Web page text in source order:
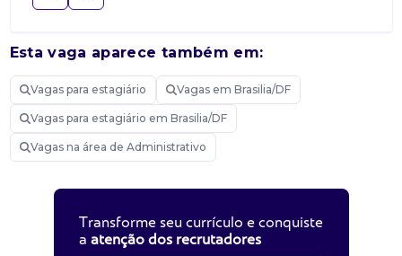
Esta vaga aparece também em:
Vagas para estagiário Vagas em Brasilia/DF
Vagas para estagiário em Brasilia/DF
Vagas na área de Administrativo
Transforme seu currículo e conquiste
a atenção dos recrutadores